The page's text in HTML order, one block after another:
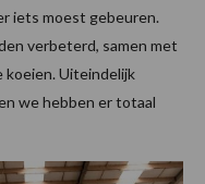
iets moest gebeuren.
verbeterd, samen met
koeien. Uiteindelijk
we hebben er totaal